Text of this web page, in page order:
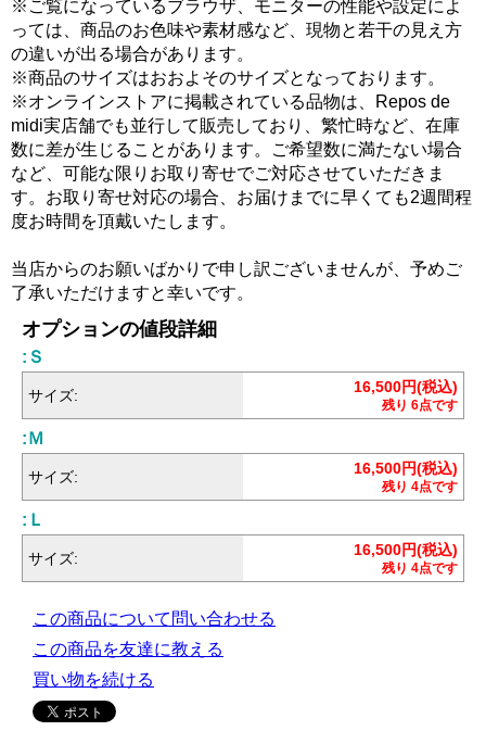
※ご覧になっているブラウザ、モニターの性能や設定によ
っては、商品のお色味や素材感など、現物と若干の見え方
の違いが出る場合があります。
※商品のサイズはおおよそのサイズとなっております。
※オンラインストアに掲載されている品物は、Repos de
midi実店舗でも並行して販売しており、繁忙時など、在庫
数に差が生じることがあります。ご希望数に満たない場合
など、可能な限りお取り寄せでご対応させていただきま
す。お取り寄せ対応の場合、お届けまでに早くても2週間程
度お時間を頂戴いたします。
当店からのお願いばかりで申し訳ございませんが、予めご
了承いただけますと幸いです。
オプションの値段詳細
:Ｓ
サイズ: 16,500円(税込)
残り 6点です
:Ｍ
サイズ: 16,500円(税込)
残り 4点です
:Ｌ
サイズ: 16,500円(税込)
残り 4点です
この商品について問い合わせる
この商品を友達に教える
買い物を続ける